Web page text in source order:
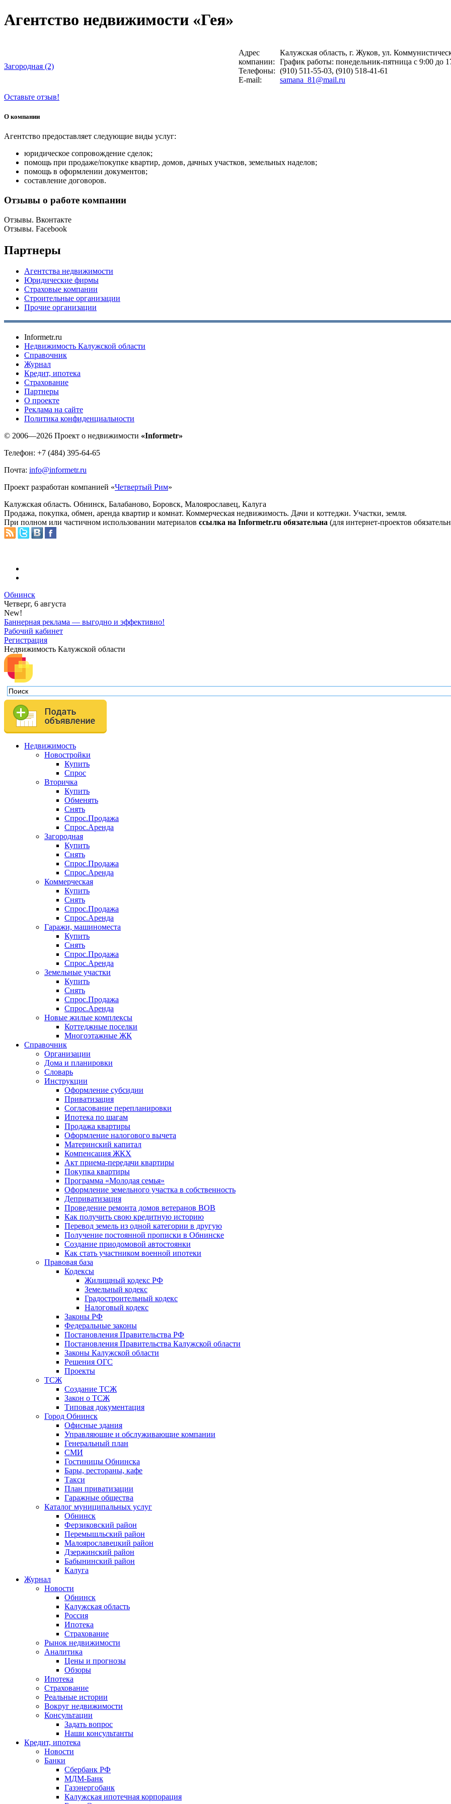
Агентство недвижимости «Гея»
Загородная (2)
Адрес
компании:
Калужская область, г. Жуков, ул.
График работы: понедельник-пятница с 9:00 до
Телефоны: (910) 511-55-03, (910) 518-41-61
E-mail:
samana_81@mail.ru
Оставьте отзыв!
О компании
Агентство предоставляет следующие виды услуг:
юридическое сопровождение сделок;
помощь при продаже/покупке квартир, домов, дачных участков, земельных наделов;
помощь в оформлении документов;
составление договоров.
Отзывы о работе компании
Отзывы. Вконтакте
Отзывы. Facebook
Партнеры
Агентства недвижимости
Юридические фирмы
Страховые компании
Строительные организации
Прочие организации
Informetr.ru
Недвижимость Калужской области
Справочник
Журнал
Кредит, ипотека
Страхование
Партнеры
O проекте
Реклама на сайте
Политика конфиденциальности
© 2006—2026 Проект о недвижимости «Informetr»
Телефон: +7 (484) 395-64-65
Почта: info@informetr.ru
Проект разработан компанией «Четвертый Рим»
Калужская область. Обнинск, Балабаново, Боровск, Малоярославец, Калуга
Продажа, покупка, обмен, аренда квартир и комнат. Коммерческая недвижимость. Дачи и коттеджи. Участки, земля.
При полном или частичном использовании материалов ссылка на Informetr.ru обязательна (для интернет-проектов
Обнинск
Четверг, 6 августа
New!
Баннерная реклама — выгодно и эффективно!
Рабочий кабинет
Регистрация
Недвижимость Калужской области
Недвижимость
Новостройки
Купить
Спрос
Вторичка
Купить
Обменять
Снять
Спрос.Продажа
Спрос.Аренда
Загородная
Купить
Снять
Спрос.Продажа
Спрос.Аренда
Коммерческая
Купить
Снять
Спрос.Продажа
Спрос.Аренда
Гаражи, машиноместа
Купить
Снять
Спрос.Продажа
Спрос.Аренда
Земельные участки
Купить
Снять
Спрос.Продажа
Спрос.Аренда
Новые жилые комплексы
Коттеджные поселки
Многоэтажные ЖК
Справочник
Организации
Дома и планировки
Словарь
Инструкции
Оформление субсидии
Приватизация
Согласование перепланировки
Ипотека по шагам
Продажа квартиры
Оформление налогового вычета
Материнский капитал
Компенсация ЖКХ
Акт приема-передачи квартиры
Покупка квартиры
Программа «Молодая семья»
Оформление земельного участка в собственность
Деприватизация
Проведение ремонта домов ветеранов ВОВ
Как получить свою кредитную историю
Перевод земель из одной категории в другую
Получение постоянной прописки в Обнинске
Создание приодомовой автостоянки
Как стать участником военной ипотеки
Правовая база
Кодексы
Жилищный кодекс РФ
Земельный кодекс
Градостроительный кодекс
Налоговый кодекс
Законы РФ
Федеральные законы
Постановления Правительства РФ
Постановления Правительства Калужской области
Законы Калужской области
Решения ОГС
Проекты
ТСЖ
Создание ТСЖ
Закон о ТСЖ
Типовая документация
Город Обнинск
Офисные здания
Управляющие и обслуживающие компании
Генеральный план
СМИ
Гостиницы Обнинска
Бары, рестораны, кафе
Такси
План приватизации
Гаражные общества
Каталог муниципальных услуг
Обнинск
Ферзиковский район
Перемышльский район
Малоярославецкий район
Дзержинский район
Бабынинский район
Калуга
Журнал
Новости
Обнинск
Калужская область
Россия
Ипотека
Страхование
Рынок недвижимости
Аналитика
Цены и прогнозы
Обзоры
Ипотека
Страхование
Реальные истории
Вокруг недвижимости
Консультации
Задать вопрос
Наши консультанты
Кредит, ипотека
Новости
Банки
Сбербанк РФ
МДМ-Банк
Газэнергобанк
Калужская ипотечная корпорация